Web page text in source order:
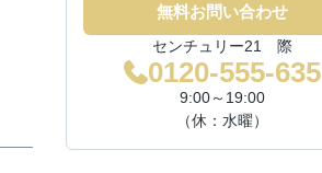
無料お問い合わせ
センチュリー21 際
0120-555-635
9:00～19:00
（休：水曜）